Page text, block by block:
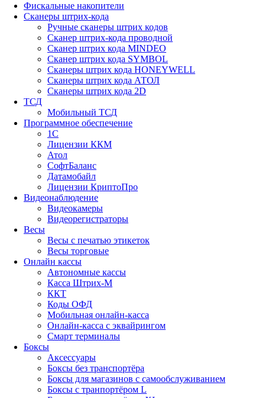
Фискальные накопители
Сканеры штрих-кода
Ручные сканеры штрих кодов
Сканер штрих-кода проводной
Сканер штрих кода MINDEO
Сканер штрих кода SYMBOL
Сканеры штрих кода HONEYWELL
Сканеры штрих кода АТОЛ
Сканеры штрих кода 2D
ТСД
Мобильный ТСД
Программное обеспечение
1С
Лицензии ККМ
Атол
СофтБаланс
Датамобайл
Лицензии КриптоПро
Видеонаблюдение
Видеокамеры
Видеорегистраторы
Весы
Весы с печатью этикеток
Весы торговые
Онлайн кассы
Автономные кассы
Касса Штрих-М
ККТ
Коды ОФД
Мобильная онлайн-касса
Онлайн-касса с эквайрингом
Смарт терминалы
Боксы
Аксессуары
Боксы без транспортёра
Боксы для магазинов с самообслуживанием
Боксы с транпортёром L